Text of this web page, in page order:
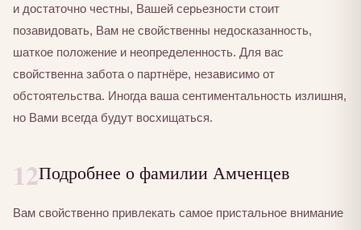
и достаточно честны, Вашей серьезности стоит
позавидовать, Вам не свойственны недосказанность,
шаткое положение и неопределенность. Для вас
свойственна забота о партнёре, независимо от
обстоятельства. Иногда ваша сентиментальность излишня,
но Вами всегда будут восхищаться.
12Подробнее о фамилии Амченцев
Вам свойственно привлекать самое пристальное внимание